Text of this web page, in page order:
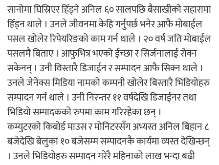
सानोमा घिस्रिएर हिँड्ने अनिल ६० सालपछि बैसाखीको सहारामा
हिँड्न थाले । उनले जीवनमा केहि गर्नुपर्छ भनेर आफै मोबाईल
पसल खोलेर रिपेयरिङको काम गर्न थाले । २० वर्ष जति मोबाईल
पसलमै बिताए । आफुभित्र भएको ईच्छा र सिर्जनालाई रोक्न
सकेनन् । उनी विस्तारै डिजाईन र सम्पादन आफै सिक्न थाले ।
उनले जेनेक्स मिडिया नामको कम्पनी खोलेर बिस्तारै भिडियोहरु
सम्पादन गर्न थाले । उनी निरन्तर ११ वर्षदेखि डिजाईनर तथा
भिडियो सम्पादकको रुपमा काम गरिरहेका छन् ।
कम्युटरको किबोर्ड माउस र मोनिटरसँग अभ्यस्त अनिल बिहान ८
बजेदेखि बेलुका १० बजेसम्म सम्पादनकै कार्यमा व्यस्त देखिन्छन्
। उनले भिडियोहरु सम्पादन गरेरै महिनाको लाख भन्दा बढी